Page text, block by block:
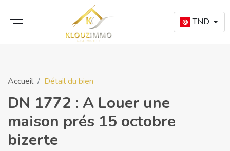
TND
Accueil Détail du bien
DN 1772 : A Louer une
maison prés 15 octobre
bizerte